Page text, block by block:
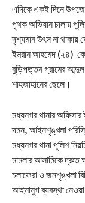
এদিকে একই দিনে
পৃথক অভিযান চালায়
দৃশ্যমান উৎস না থাকায়
ইমরান আহমেদ (২৪)-
বুড়িপত্তন গ্রামের আব্দুল
শাহজাহানের ছেলে।
মধ্যনগর থানার অফিসার
দমন, আইনশৃঙ্খলা
মধ্যনগর থানা পুলিশ
মামলার আসামিকে
চলাফেরা ও জনশৃঙ্খলা
আইনানুগ ব্যবস্থা